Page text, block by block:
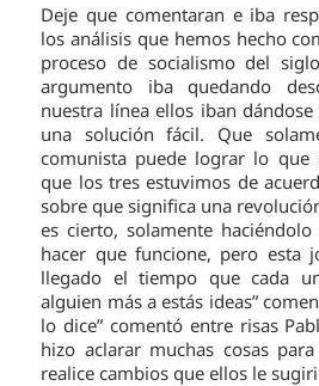
Deje que comentaran e iba
los análisis que hemos hecho
proceso de socialismo del
argumento iba quedando
nuestra línea ellos iban
una solución fácil. Que
comunista puede lograr lo que
que los tres estuvimos de
sobre que significa una
es cierto, solamente
hacer que funcione, pero esta
llegado el tiempo que cada
alguien más a estás ideas”
lo dice” comentó entre risas
hizo aclarar muchas cosas
realice cambios que ellos le